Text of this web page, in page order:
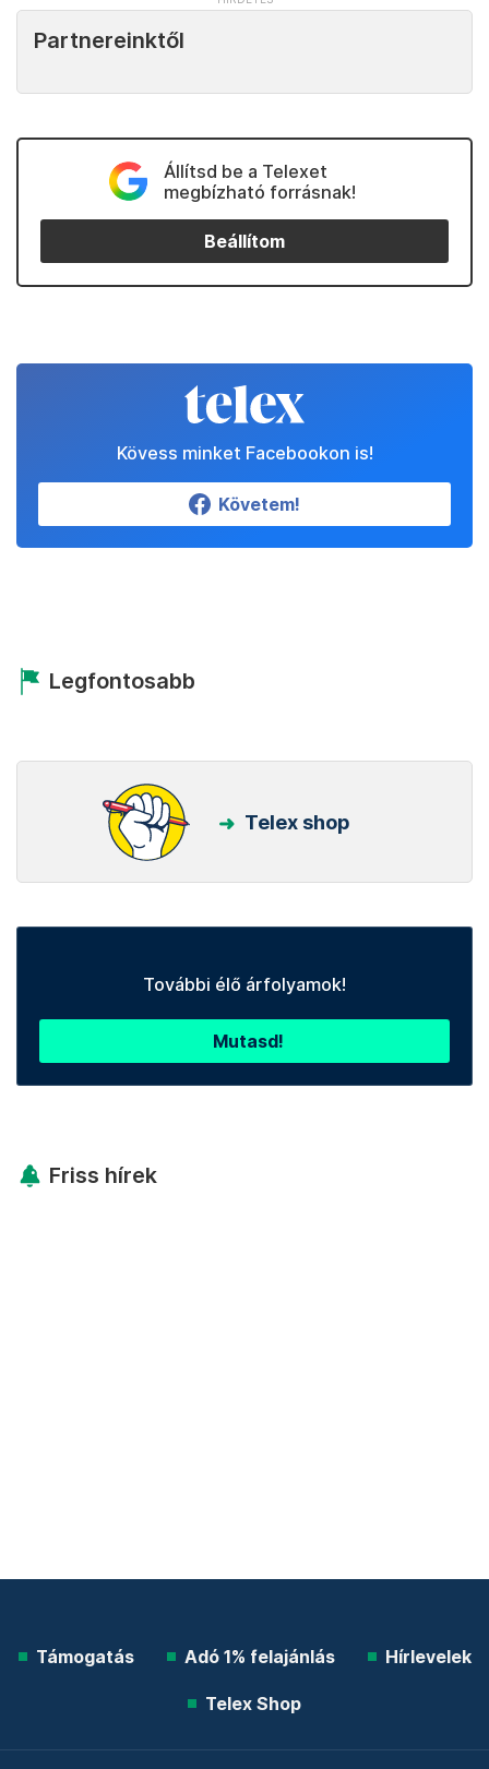
Partnereinktől
Állítsd be a Telexet
megbízható forrásnak!
Beállítom
Kövess minket Facebookon is!
Követem!
Legfontosabb
Telex shop
További élő árfolyamok!
Mutasd!
Friss hírek
Támogatás Adó 1% felajánlás Hírlevelek
Telex Shop